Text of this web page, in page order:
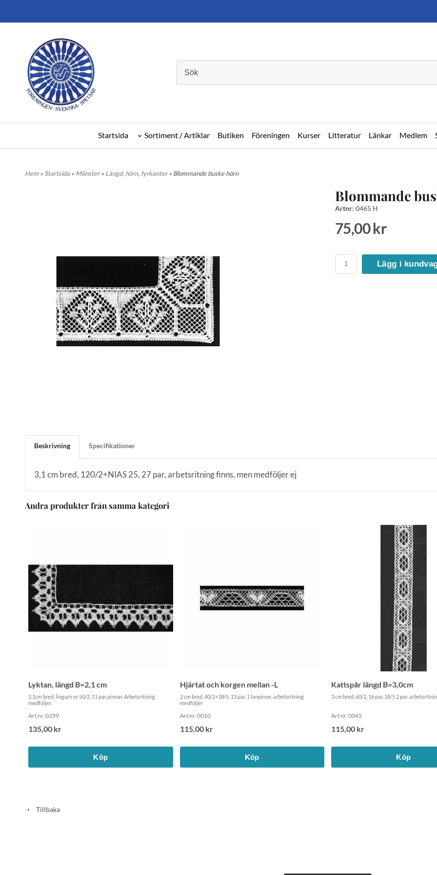
Startsida Sortiment / Artiklar Butiken Föreningen Kurser Litteratur Länkar Medlem
Hem » Startsida » Mönster» Längd, hörn, fyrkanter» Blommande buske hörn
Blommande
Artnr: 0465 H
75,00 kr
Lägg i
Beskrivning Specifikationer
3,1 cm bred, 120/2+NIAS 25, 27 par, arbetsritning finns, men medföljer ej
Andra produkter från samma kategori
Lyktan, längd B=2,1 cm
2,1cm bred, lingarn nr 50/2, 11 par pinnar. Arbetsritning
medföljer.
Art nr. 0299
135,00 kr
Köp
Hjärtat och korgen mellan -L
2 cm bred, 40/2+18/5, 13 par, 1 lanpinne, arbetsritning
medföljer
Art nr. 0010
115,00 kr
Köp
Kattspår längd B=3,0cm
3 cm bred, 60/2, 16 par, 18/5 2 par,
Art nr. 0045
115,00 kr
Köp
Tillbaka